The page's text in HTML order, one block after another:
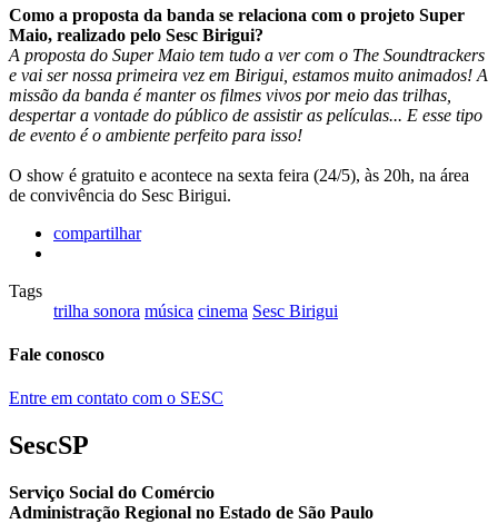
Como a proposta da banda se relaciona com o projeto Super
Maio, realizado pelo Sesc Birigui?
A proposta do Super Maio tem tudo a ver com o The Soundtrackers
e vai ser nossa primeira vez em Birigui, estamos muito animados! A
missão da banda é manter os filmes vivos por meio das trilhas,
despertar a vontade do público de assistir as películas... E esse tipo
de evento é o ambiente perfeito para isso!
O show é gratuito e acontece na sexta feira (24/5), às 20h, na área
de convivência do Sesc Birigui.
compartilhar
Tags
trilha sonora música cinema Sesc Birigui
Fale conosco
Entre em contato com o SESC
SescSP
Serviço Social do Comércio
Administração Regional no Estado de São Paulo